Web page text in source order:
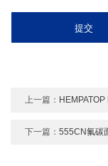
上一篇：
下一篇：555CN氟碳